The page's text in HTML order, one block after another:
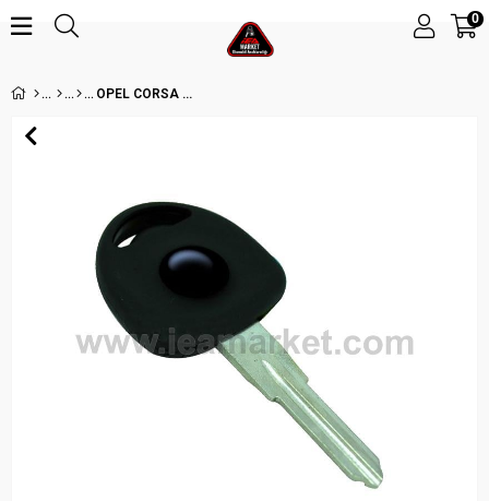
0
OPEL CORSA B CORSA C ASTRA G ZAFIRA ANAHTAR